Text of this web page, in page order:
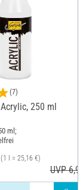
(7)
250 ml
ml;
(1 l = 25,16 €)
UVP